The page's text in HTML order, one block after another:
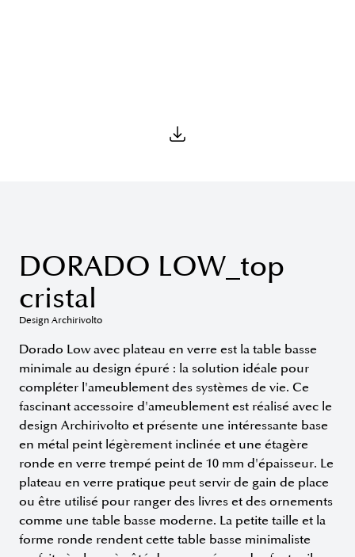
DORADO LOW_top
cristal
Design Archirivolto
Dorado Low avec plateau en verre est la table basse
minimale au design épuré : la solution idéale pour
compléter l'ameublement des systèmes de vie. Ce
fascinant accessoire d'ameublement est réalisé avec le
design Archirivolto et présente une intéressante base
en métal peint légèrement inclinée et une étagère
ronde en verre trempé peint de 10 mm d'épaisseur. Le
plateau en verre pratique peut servir de gain de place
ou être utilisé pour ranger des livres et des ornements
comme une table basse moderne. La petite taille et la
forme ronde rendent cette table basse minimaliste